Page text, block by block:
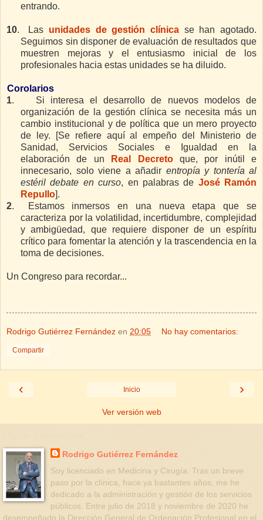
entrando.
10. Las unidades de gestión clínica se han agotado.
Seguimos sin disponer de evaluación de resultados que
muestren mejoras y el entusiasmo inicial de los
profesionales hacia estas unidades se ha diluido.
Corolarios
1.
Si interesa el desarrollo de nuevos modelos de
organización de la gestión clínica se necesita más un
cambio institucional y de política que un mero proyecto
de ley. [Se refiere aquí al empeño del Ministerio de
Sanidad, Servicios Sociales e Igualdad en la
elaboración de un
Real Decretoque, por inútil e
innecesario, solo viene a añadir entropía y tontería al
estéril debate en curso, en palabras de José Ramón
Repullo].
2.
Estamos inmersos en una nueva etapa que se
caracteriza por la volatilidad, incertidumbre, complejidad
y ambigüedad, que requiere disponer de un espíritu
crítico para fomentar la atención y la trascendencia en la
toma de decisiones.
Un Congreso para recordar...
Rodrigo Gutiérrez Fernández en 20:05 No hay comentarios:
Compartir
‹ ›
Inicio
Ver versión web
Rodrigo Gutiérrez Fernández
Soy licenciado en Medicina y Cirugía. Tras un breve
paso por la clínica, hace ya bastantes años, me he
dedicado a la administración y gestión de los servicios
públicos. Entre julio de 2018 y noviembre de 2020 he
desempeñado la Dirección General de Ordenación Profesional en el